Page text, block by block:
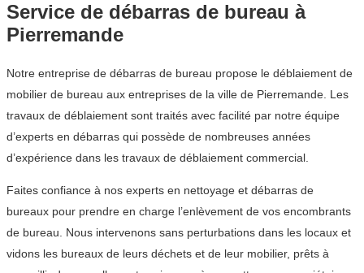
Service de débarras de bureau à
Pierremande
Notre entreprise de débarras de bureau propose le déblaiement de
mobilier de bureau aux entreprises de la ville de Pierremande. Les
travaux de déblaiement sont traités avec facilité par notre équipe
d’experts en débarras qui possède de nombreuses années
d’expérience dans les travaux de déblaiement commercial.
Faites confiance à nos experts en nettoyage et débarras de
bureaux pour prendre en charge l’enlèvement de vos encombrants
de bureau. Nous intervenons sans perturbations dans les locaux et
vidons les bureaux de leurs déchets et de leur mobilier, prêts à